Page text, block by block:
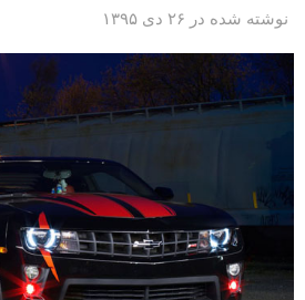
نوشته شده در ۲۶ دی ۱۳۹۵